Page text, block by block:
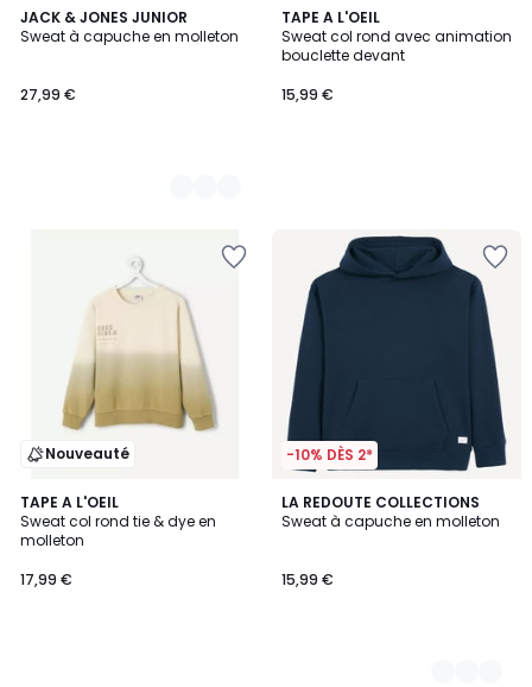
JACK & JONES JUNIOR
Sweat à capuche en molleton
27,99 €
2
Couleurs
TAPE A L'OEIL
Sweat col rond avec animation
bouclette devant
15,99 €
Nouveauté
TAPE A L'OEIL
Sweat col rond tie & dye en
molleton
17,99 €
-10% DÈS 2*
LA REDOUTE COLLECTIONS
Sweat à capuche en molleton
15,99 €
5
Couleurs